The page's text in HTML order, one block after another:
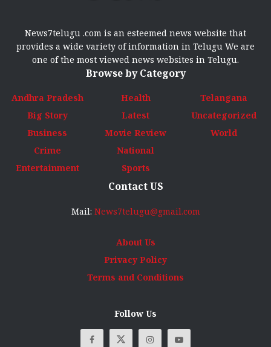
News7telugu .com is an esteemed news website that
provides a wide variety of information in Telugu We are
one of the most viewed news websites in Telugu.
Browse by Category
Andhra Pradesh
Big Story
Business
Crime
Entertainment
Health
Latest
Movie Review
National
Sports
Telangana
Uncategorized
World
Contact US
Mail: News7telugu@gmail.com
About Us
Privacy Policy
Terms and Conditions
Follow Us